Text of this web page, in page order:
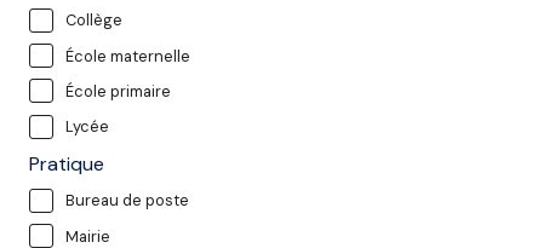
Collège
École maternelle
École primaire
Lycée
Pratique
Bureau de poste
Mairie